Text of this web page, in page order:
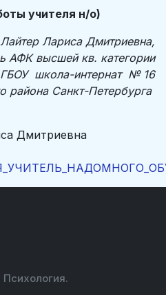
учителя н/о)
Лайтер Лариса Дмитриевна,
АФК высшей кв. категории
ГБОУ школа-интернат № 16
района Санкт-Петербурга
Дмитриевна